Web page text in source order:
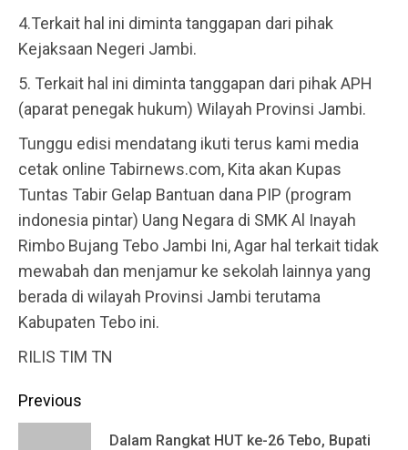
4.Terkait hal ini diminta tanggapan dari pihak
Kejaksaan Negeri Jambi.
5. Terkait hal ini diminta tanggapan dari pihak APH
(aparat penegak hukum) Wilayah Provinsi Jambi.
Tunggu edisi mendatang ikuti terus kami media
cetak online Tabirnews.com, Kita akan Kupas
Tuntas Tabir Gelap Bantuan dana PIP (program
indonesia pintar) Uang Negara di SMK Al Inayah
Rimbo Bujang Tebo Jambi Ini, Agar hal terkait tidak
mewabah dan menjamur ke sekolah lainnya yang
berada di wilayah Provinsi Jambi terutama
Kabupaten Tebo ini.
RILIS TIM TN
Continue
Previous
Dalam Rangkat HUT ke-26 Tebo, Bupati